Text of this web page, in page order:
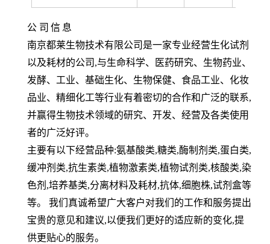
公 司 信 息
南京都莱生物技术有限公司是一家专业经营生化试剂
以及耗材的公司,与生命科学、医药研究、生物药业、
发酵、工业、基础生化、生物保健、食品工业、化妆
品业、精细化工等行业有着密切的合作和广泛的联系,
并赢得生物技术领域的研究、开发、经营及各类使用
者的广泛好评。
主要有以下经营品种:氨基酸类,糖类,酶制剂类,蛋白类,
缓冲剂类,抗生素类,植物激素类,植物试剂类,核酸类,染
色剂,培养基类,分离材料及耗材,抗体,细胞株,试剂盒等
等。 我们真诚希望广大客户对我们的工作和服务提出
宝贵的意见和建议,以便我们更好的适应新的变化,提
供更贴心的服务。